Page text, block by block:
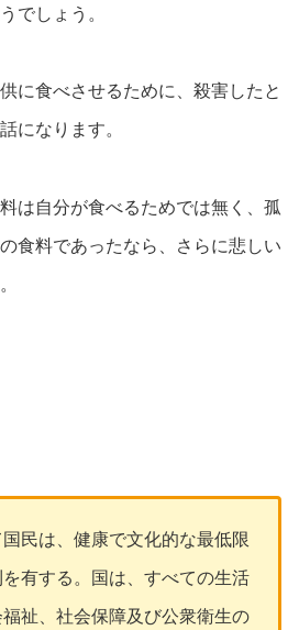
でしょう。
に食べさせるために、殺害したと
になります。
は自分が食べるためでは無く、孤
食料であったなら、さらに悲しい
民は、健康で文化的な最低限
有する。国は、すべての生活
祉、社会保障及び公衆衛生の